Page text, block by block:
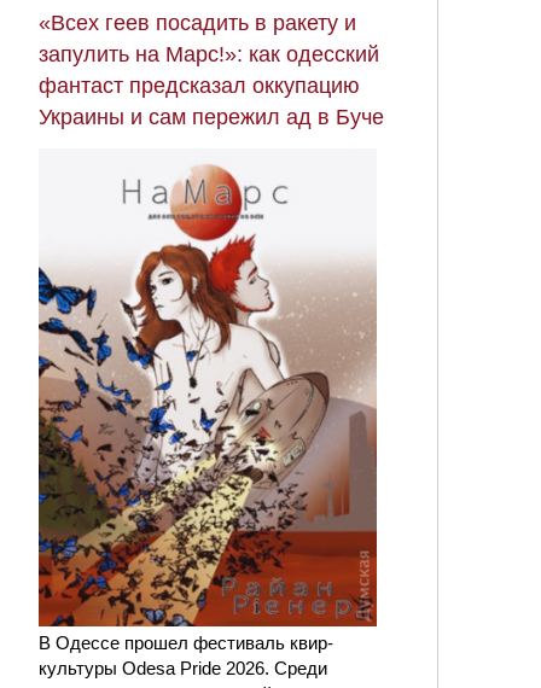
«Всех геев посадить в ракету и
запулить на Марс!»: как одесский
фантаст предсказал оккупацию
Украины и сам пережил ад в Буче
В Одессе прошел фестиваль квир-
культуры Odesa Pride 2026. Среди